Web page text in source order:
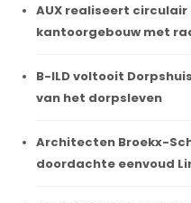
AUX realiseert circulair
kantoorgebouw met
B-ILD voltooit
van het dorpsleven
Architecten Broekx-
doordachte eenvoud